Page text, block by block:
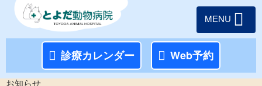
診療カレンダー Web予約
MENU
お知らせ